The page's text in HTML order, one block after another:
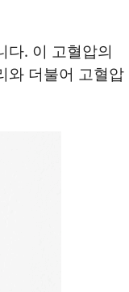
다. 이 고혈압의
와 더불어 고혈압